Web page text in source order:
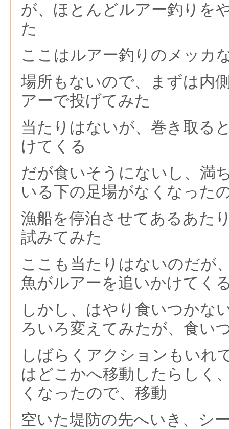
が、ほとんどルアー釣りを
た
ここはルアー釣りのメッカ
場所もないので、まずは内
アーで投げてみた
当たりはないが、巻き取る
けてくる
だが食いそうにないし、満
いる下の足場がなくなった
漁船を停泊させてあるあた
試みてみた
ここも当たりはないのだが
魚がルアーを追いかけてく
しかし、はやり食いつかな
ろいろ変えてみたが、食い
しばらくアクションもいれ
はどこかへ移動したらしく
くなったので、移動
空いた堤防の先へいき、シ